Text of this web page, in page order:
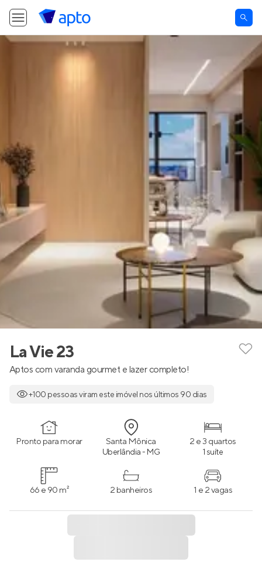
La Vie 23
Aptos com varanda gourmet e lazer completo!
+100 pessoas viram este imóvel nos últimos 90 dias
Pronto para morar Santa Mônica
Uberlândia - MG
2 e 3 quartos
1 suíte
66 e 90 m² 2 banheiros 1 e 2 vagas